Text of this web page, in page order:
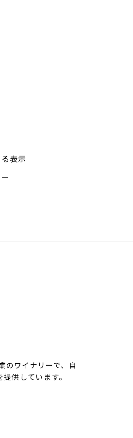
表示
のワイナリーで、自
供しています。